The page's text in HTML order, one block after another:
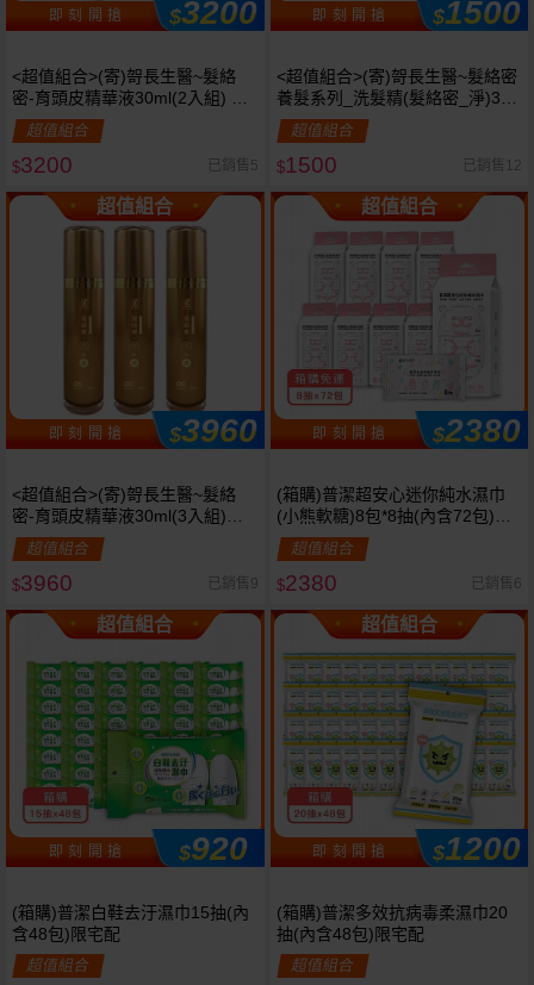
即 刻 開 搶 $3200
<超值組合>(寄)哿長生醫~髮絡
密-育頭皮精華液30ml(2入組) 組
合款
超值組合
$3200 已銷售5
即 刻 開 搶 $1500
<超值組合>(寄)哿長生醫~髮絡密
養髮系列_洗髮精(髮絡密_淨)3入
組 組合款
超值組合
$1500 已銷售12
超值組合
即 刻 開 搶 $3960
<超值組合>(寄)哿長生醫~髮絡
密-育頭皮精華液30ml(3入組)組
合款
超值組合
$3960 已銷售9
超值組合
即 刻 開 搶 $2380
(箱購)普潔超安心迷你純水濕巾
(小熊軟糖)8包*8抽(內含72包)限
宅配
超值組合
$2380 已銷售6
超值組合
即 刻 開 搶 $920
(箱購)普潔白鞋去汙濕巾15抽(內
含48包)限宅配
超值組合
超值組合
即 刻 開 搶 $1200
(箱購)普潔多效抗病毒柔濕巾20
抽(內含48包)限宅配
超值組合